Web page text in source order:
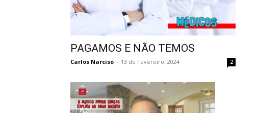
PAGAMOS E NÃO TEMOS
Carlos Narciso - 13 de Fevereiro, 2024 2